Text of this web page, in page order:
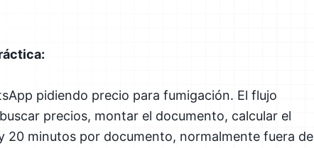
pidiendo precio para fumigación. El flujo
precios, montar el documento, calcular el
20 minutos por documento, normalmente fuera de